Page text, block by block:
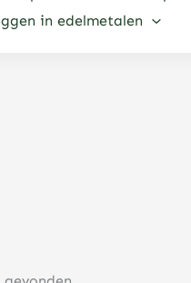
in edelmetalen